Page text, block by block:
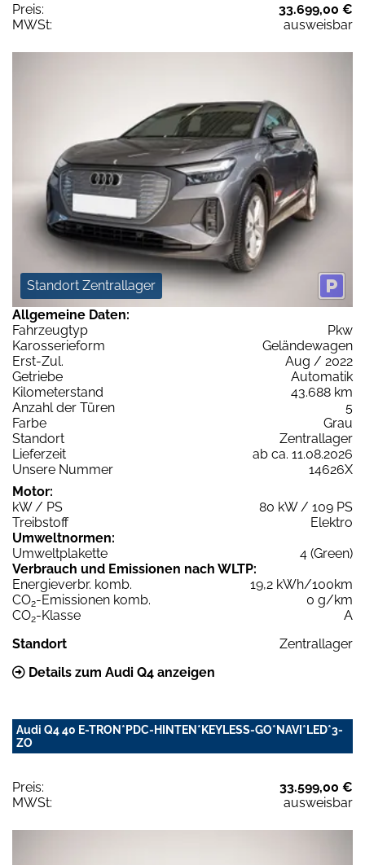
Preis:
33.699,00 €
MWSt:
ausweisbar
Standort Zentrallager
Allgemeine Daten:
Fahrzeugtyp
Pkw
Karosserieform
Geländewagen
Erst-Zul.
Aug / 2022
Getriebe
Automatik
Kilometerstand
43.688 km
Anzahl der Türen
5
Farbe
Grau
Standort
Zentrallager
Lieferzeit
ab ca. 11.08.2026
Unsere Nummer
14626X
Motor:
kW / PS
80 kW / 109 PS
Treibstoff
Elektro
Umweltnormen:
Umweltplakette
4 (Green)
Verbrauch und Emissionen nach WLTP:
Energieverbr. komb.
19,2 kWh/100km
CO2-Emissionen komb.
0 g/km
CO2-Klasse
A
Standort
Zentrallager
Details zum Audi Q4 anzeigen
Audi Q4 40 E-TRON*PDC-HINTEN*KEYLESS-GO*NAVI*LED*3-
ZO
Preis:
33.599,00 €
MWSt:
ausweisbar